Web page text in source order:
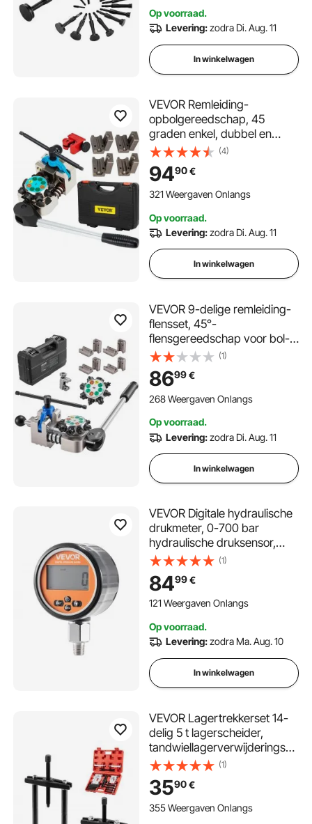
Op voorraad.
Levering:zodra Di. Aug. 11
In winkelwagen
VEVOR Remleiding-
opbolgereedschap, 45
graden enkel, dubbel en
bubbelopbolgereedschap
voor 3/16", 1/4", 5/16" en 3/8"
pijpmaten, geschikt voor
zachte metalen of koperen
(4)
9490€
321 Weergaven Onlangs
Op voorraad.
Levering:zodra Di. Aug. 11
In winkelwagen
VEVOR 9-delige remleiding-
flensset, 45°-
flensgereedschap voor bol-
en dubbele flenzen,
pijpexpander met 4
matrijzensets voor
buitendiameters van 4,76-
remleidingreparatieset voor
voertuigen
(1)
8699€
268 Weergaven Onlangs
Op voorraad.
Levering:zodra Di. Aug. 11
In winkelwagen
VEVOR Digitale hydraulische
drukmeter, 0-700 bar
hydraulische druksensor,
manometertester met 1/4
inch NPT-basisingang voor
graafmachines, hydraulische
testmeter in roestvrijstalen
(1)
8499€
121 Weergaven Onlangs
Op voorraad.
Levering:zodra Ma. Aug. 10
In winkelwagen
VEVOR Lagertrekkerset 14-
delig 5 t lagerscheider,
tandwiellagerverwijderingsse
t met 2/2,8 inch bekken,
robuuste lagersplijterset met
hulstrekkerset
(1)
3590€
355 Weergaven Onlangs